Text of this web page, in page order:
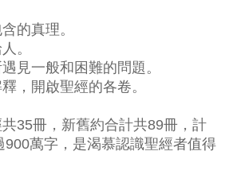
的真理。
。
見一般和困難的問題。
，開啟聖經的各卷。
35冊，新舊約合計共89冊，計
900萬字，是渴慕認識聖經者值得